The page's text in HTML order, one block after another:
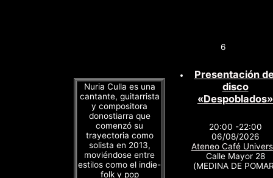
Nuria Culla es una
cantante, guitarrista
y compositora
donostiarra que
comenzó su
trayectoria como
solista en 2013,
moviéndose entre
estilos como el indie-
folk y pop
6
Presentación
disco
«Despoblados»
20:00 -22:00
06/08/2026
Ateneo Café
Calle Mayor 28
(MEDINA DE